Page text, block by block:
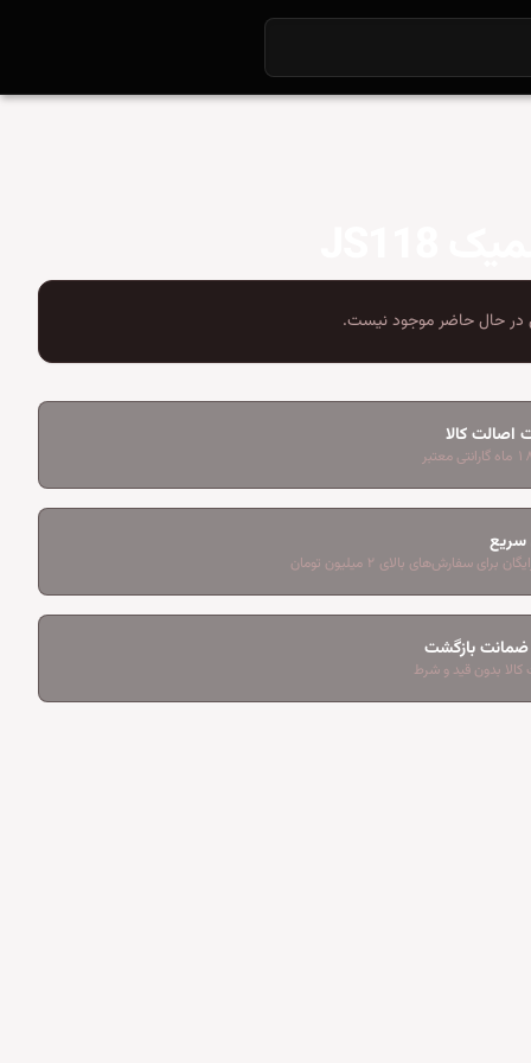
حال حاضر موجود نیست.
اصالت کالا
سریع
برای سفارش‌های بالای ۲ میلیون تومان
کالا بدون قید و شرط